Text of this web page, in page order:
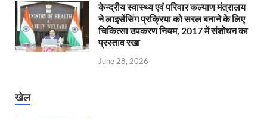
केन्‍द्रीय स्वास्थ्य एवं परिवार कल्याण मंत्रालय
ने लाइसेंसिंग प्रक्रिया को सरल बनाने के लिए
चिकित्सा उपकरण नियम, 2017 में संशोधन का
प्रस्ताव रखा
June 28, 2026
खेल